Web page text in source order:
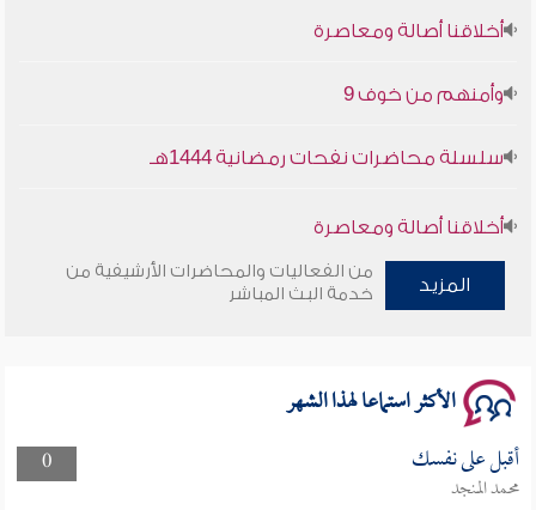
أخلاقنا أصالة ومعاصرة
وأمنهم من خوف 9
سلسلة محاضرات نفحات رمضانية 1444هـ
أخلاقنا أصالة ومعاصرة
وأمنهم من خوف 9
المزيد
من الفعاليات والمحاضرات الأرشيفية من
خدمة البث المباشر
الأكثر استماعا لهذا الشهر
0 أقبل على نفسك
محمد المنجد